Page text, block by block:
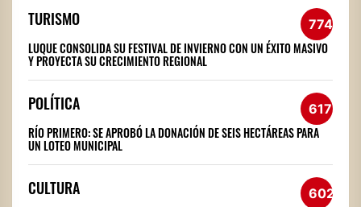
TURISMO 774
LUQUE CONSOLIDA SU FESTIVAL DE INVIERNO CON UN ÉXITO MASIVO
Y PROYECTA SU CRECIMIENTO REGIONAL
POLÍTICA 617
RÍO PRIMERO: SE APROBÓ LA DONACIÓN DE SEIS HECTÁREAS PARA
UN LOTEO MUNICIPAL
CULTURA 602